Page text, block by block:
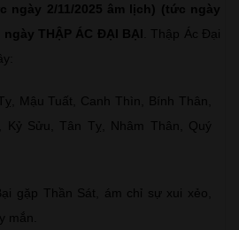
ngày 2/11/2025 âm lịch) (tức ngày
ngày THẬP ÁC ĐẠI BẠI . Thập Ác Đại
Mậu Tuất, Canh Thìn, Bính Thân,
Kỷ Sửu, Tân Tỵ, Nhâm Thân, Quý
gặp Thần Sát, ám chỉ sự xui xẻo,
mắn.